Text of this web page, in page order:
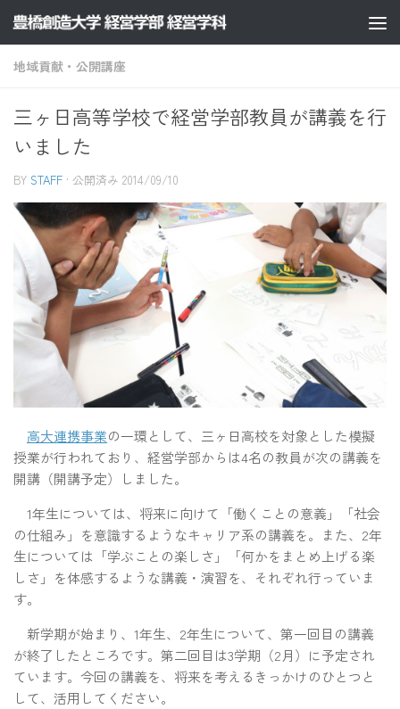
コンテンツへスキップ
地域貢献・公開講座
三ヶ日高等学校で経営学部教員が講義を行
いました
BY STAFF · 公開済み 2014/09/10
高大連携事業の一環として、三ヶ日高校を対象とした模擬
授業が行われており、経営学部からは4名の教員が次の講義を
開講（開講予定）しました。
1年生については、将来に向けて「働くことの意義」「社会
の仕組み」を意識するようなキャリア系の講義を。また、2年
生については「学ぶことの楽しさ」「何かをまとめ上げる楽
しさ」を体感するような講義・演習を、それぞれ行っていま
す。
新学期が始まり、1年生、2年生について、第一回目の講義
が終了したところです。第二回目は3学期（2月）に予定され
ています。今回の講義を、将来を考えるきっかけのひとつと
して、活用してください。